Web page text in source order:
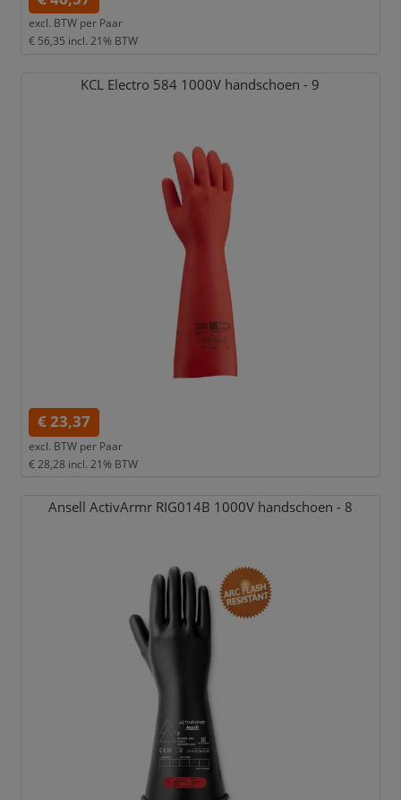
excl. BTW per Paar
€ 56,35 incl. 21% BTW
KCL Electro 584 1000V handschoen - 9
€ 23,37
excl. BTW per Paar
€ 28,28 incl. 21% BTW
Ansell ActivArmr RIG014B 1000V handschoen - 8